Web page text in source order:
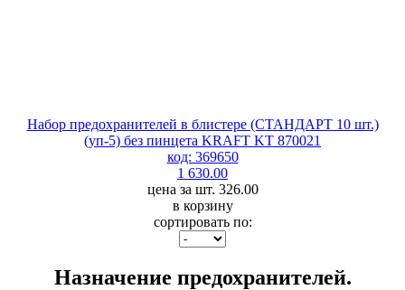
Набор предохранителей в блистере (СТАНДАРТ 10 шт.)
(уп-5) без пинцета KRAFT KT 870021
код: 369650
1 630.00
цена за шт. 326.00
в корзину
сортировать по:
Назначение предохранителей.